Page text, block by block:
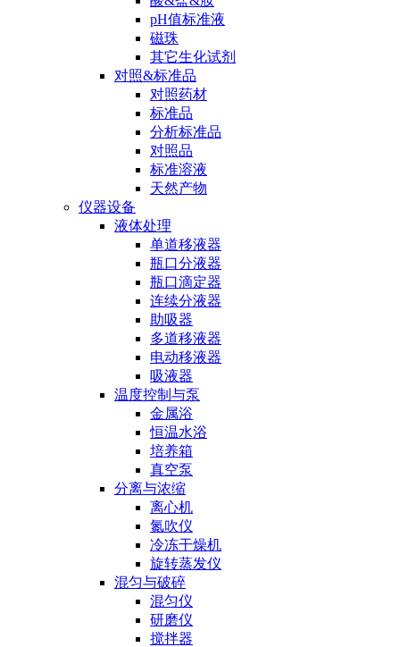
pH值标准液
磁珠
其它生化试剂
对照&标准品
对照药材
标准品
分析标准品
对照品
标准溶液
天然产物
仪器设备
液体处理
单道移液器
瓶口分液器
瓶口滴定器
连续分液器
助吸器
多道移液器
电动移液器
吸液器
温度控制与泵
金属浴
恒温水浴
培养箱
真空泵
分离与浓缩
离心机
氮吹仪
冷冻干燥机
旋转蒸发仪
混匀与破碎
混匀仪
研磨仪
搅拌器